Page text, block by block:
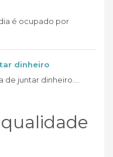
é ocupado por
dinheiro
juntar dinheiro....